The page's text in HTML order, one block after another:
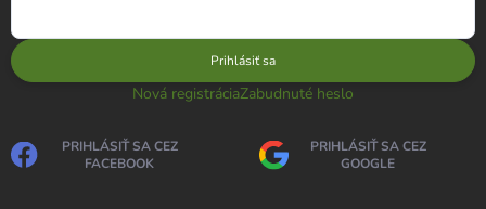
Prihlásiť sa
Nová registráciaZabudnuté heslo
PRIHLÁSIŤ SA CEZ
FACEBOOK
PRIHLÁSIŤ SA CEZ
GOOGLE